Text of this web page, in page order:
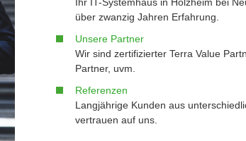
über zwanzig Jahren Erfahrung.
Unsere Partner
Wir sind zertifizierter Terra Value
Partner, uvm.
Referenzen
Langjährige Kunden aus
vertrauen auf uns.